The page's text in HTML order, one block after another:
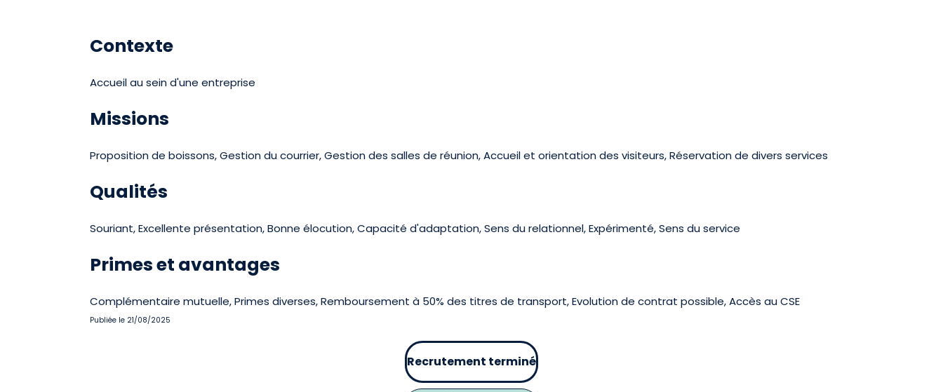
Contexte
Accueil au sein d'une entreprise
Missions
Proposition de boissons, Gestion du courrier, Gestion des salles de réunion, Accueil et orientation des visiteurs, Réservation de divers services
Qualités
Souriant, Excellente présentation, Bonne élocution, Capacité d'adaptation, Sens du relationnel, Expérimenté, Sens du service
Primes et avantages
Complémentaire mutuelle, Primes diverses, Remboursement à 50% des titres de transport, Evolution de contrat possible, Accès au CSE
Publiée le 21/08/2025
Recrutement terminé